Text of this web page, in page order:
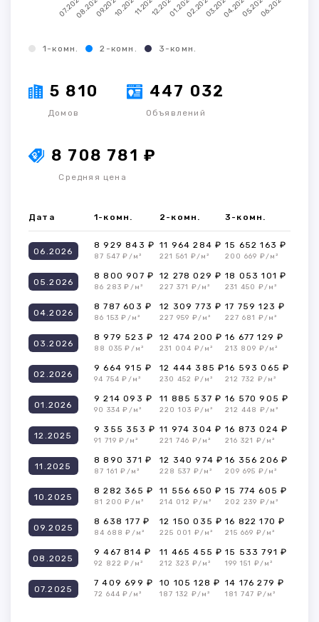
1-комн. 2-комн. 3-комн.
5 810
Домов
447 032
Объявлений
8 708 781 ₽
Средняя цена
Дата 1-комн. 2-комн. 3-комн.
06.2026
8 929 843 ₽
87 547 ₽/м²
11 964 284 ₽
221 561 ₽/м²
15 652 163 ₽
200 669 ₽/м²
05.2026
8 800 907 ₽
86 283 ₽/м²
12 278 029 ₽
227 371 ₽/м²
18 053 101 ₽
231 450 ₽/м²
04.2026
8 787 603 ₽
86 153 ₽/м²
12 309 773 ₽
227 959 ₽/м²
17 759 123 ₽
227 681 ₽/м²
03.2026
8 979 523 ₽
88 035 ₽/м²
12 474 200 ₽
231 004 ₽/м²
16 677 129 ₽
213 809 ₽/м²
02.2026
9 664 915 ₽
94 754 ₽/м²
12 444 385 ₽
230 452 ₽/м²
16 593 065 ₽
212 732 ₽/м²
01.2026
9 214 093 ₽
90 334 ₽/м²
11 885 537 ₽
220 103 ₽/м²
16 570 905 ₽
212 448 ₽/м²
12.2025
9 355 353 ₽
91 719 ₽/м²
11 974 304 ₽
221 746 ₽/м²
16 873 024 ₽
216 321 ₽/м²
11.2025
8 890 371 ₽
87 161 ₽/м²
12 340 974 ₽
228 537 ₽/м²
16 356 206 ₽
209 695 ₽/м²
10.2025
8 282 365 ₽
81 200 ₽/м²
11 556 650 ₽
214 012 ₽/м²
15 774 605 ₽
202 239 ₽/м²
09.2025
8 638 177 ₽
84 688 ₽/м²
12 150 035 ₽
225 001 ₽/м²
16 822 170 ₽
215 669 ₽/м²
08.2025
9 467 814 ₽
92 822 ₽/м²
11 465 455 ₽
212 323 ₽/м²
15 533 791 ₽
199 151 ₽/м²
07.2025
7 409 699 ₽
72 644 ₽/м²
10 105 128 ₽
187 132 ₽/м²
14 176 279 ₽
181 747 ₽/м²